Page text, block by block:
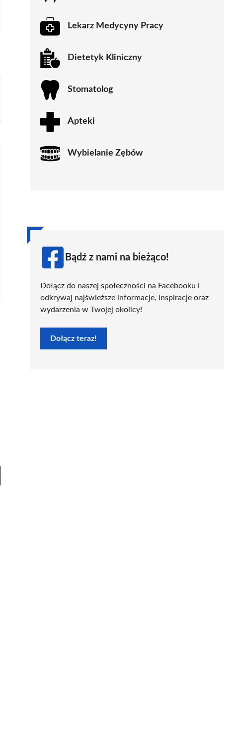
Lekarz Medycyny Pracy
Dietetyk Kliniczny
Stomatolog
Apteki
Wybielanie Zębów
Bądź z nami na bieżąco!
Dołącz do naszej społeczności na Facebooku i
odkrywaj najświeższe informacje, inspiracje oraz
wydarzenia w Twojej okolicy!
Dołącz teraz!